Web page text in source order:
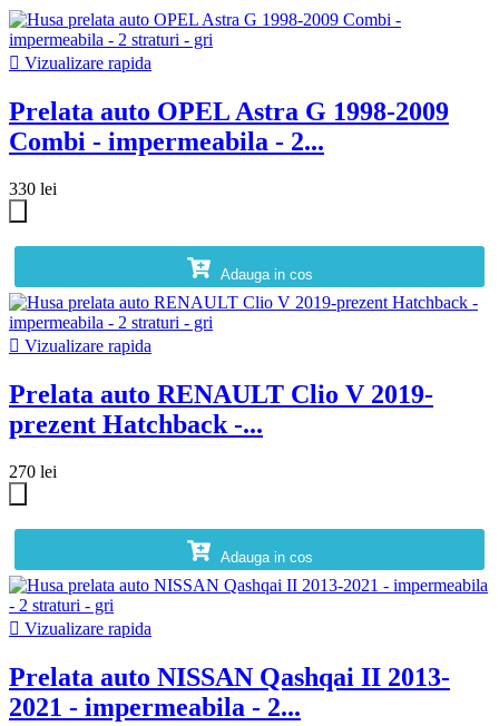
 Vizualizare rapida
Prelata auto OPEL Astra G 1998-2009
Combi - impermeabila - 2...
330 lei
Adauga in cos
 Vizualizare rapida
Prelata auto RENAULT Clio V 2019-
prezent Hatchback -...
270 lei
Adauga in cos
 Vizualizare rapida
Prelata auto NISSAN Qashqai II 2013-
2021 - impermeabila - 2...